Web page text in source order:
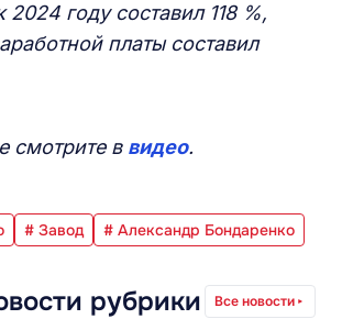
году составил 118 %,
платы составил
смотрите в видео.
# Завод # Александр Бондаренко
рубрики Все новости